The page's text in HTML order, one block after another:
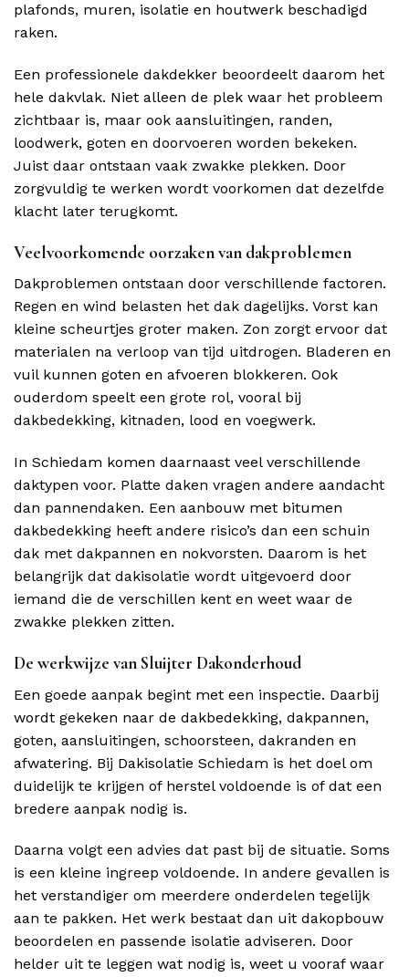
plafonds, muren, isolatie en houtwerk beschadigd
raken.
Een professionele dakdekker beoordeelt daarom het
hele dakvlak. Niet alleen de plek waar het probleem
zichtbaar is, maar ook aansluitingen, randen,
loodwerk, goten en doorvoeren worden bekeken.
Juist daar ontstaan vaak zwakke plekken. Door
zorgvuldig te werken wordt voorkomen dat dezelfde
klacht later terugkomt.
Veelvoorkomende oorzaken van dakproblemen
Dakproblemen ontstaan door verschillende factoren.
Regen en wind belasten het dak dagelijks. Vorst kan
kleine scheurtjes groter maken. Zon zorgt ervoor dat
materialen na verloop van tijd uitdrogen. Bladeren en
vuil kunnen goten en afvoeren blokkeren. Ook
ouderdom speelt een grote rol, vooral bij
dakbedekking, kitnaden, lood en voegwerk.
In Schiedam komen daarnaast veel verschillende
daktypen voor. Platte daken vragen andere aandacht
dan pannendaken. Een aanbouw met bitumen
dakbedekking heeft andere risico’s dan een schuin
dak met dakpannen en nokvorsten. Daarom is het
belangrijk dat dakisolatie wordt uitgevoerd door
iemand die de verschillen kent en weet waar de
zwakke plekken zitten.
De werkwijze van Sluijter Dakonderhoud
Een goede aanpak begint met een inspectie. Daarbij
wordt gekeken naar de dakbedekking, dakpannen,
goten, aansluitingen, schoorsteen, dakranden en
afwatering. Bij Dakisolatie Schiedam is het doel om
duidelijk te krijgen of herstel voldoende is of dat een
bredere aanpak nodig is.
Daarna volgt een advies dat past bij de situatie. Soms
is een kleine ingreep voldoende. In andere gevallen is
het verstandiger om meerdere onderdelen tegelijk
aan te pakken. Het werk bestaat dan uit dakopbouw
beoordelen en passende isolatie adviseren. Door
helder uit te leggen wat nodig is, weet u vooraf waar